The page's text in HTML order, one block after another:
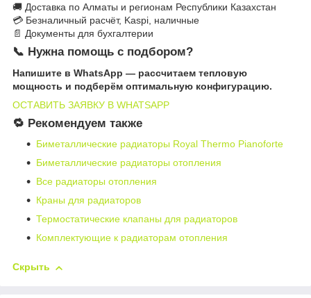
🚚 Доставка по Алматы и регионам Республики Казахстан
💳 Безналичный расчёт, Kaspi, наличные
📄 Документы для бухгалтерии
📞 Нужна помощь с подбором?
Напишите в WhatsApp — рассчитаем тепловую
мощность и подберём оптимальную конфигурацию.
ОСТАВИТЬ ЗАЯВКУ В WHATSAPP
🔁 Рекомендуем также
Биметаллические радиаторы Royal Thermo Pianoforte
Биметаллические радиаторы отопления
Все радиаторы отопления
Краны для радиаторов
Термостатические клапаны для радиаторов
Комплектующие к радиаторам отопления
Скрыть